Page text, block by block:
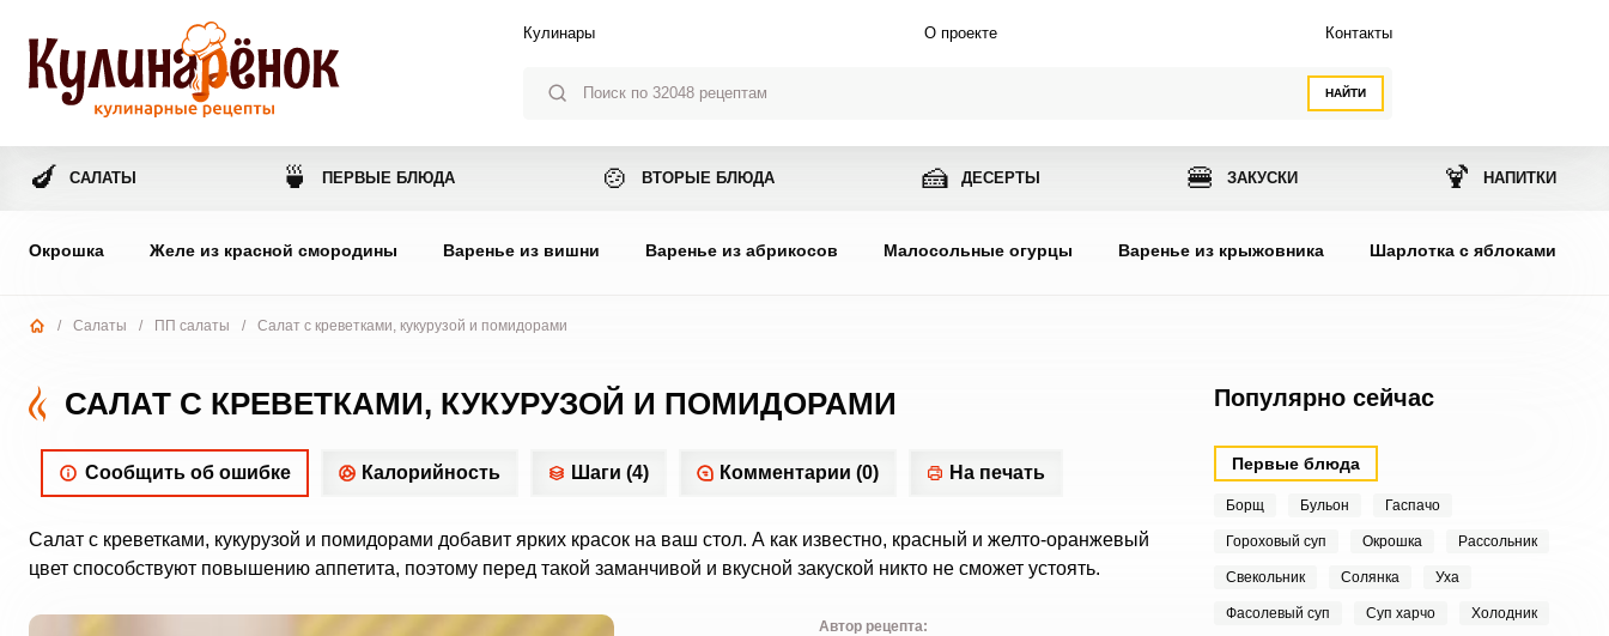
НАЙТИ
Кулинары О проекте Контакты
🍆 САЛАТЫ 🍵 ПЕРВЫЕ БЛЮДА 🍲 ВТОРЫЕ БЛЮДА 🍰 ДЕСЕРТЫ 🍔 ЗАКУСКИ 🍹 НАПИТКИ
Окрошка Желе из красной смородины Варенье из вишни Варенье из абрикосов Малосольные огурцы Варенье из крыжовника Шарлотка с яблоками
/ Салаты / ПП салаты / Салат с креветками, кукурузой и помидорами
САЛАТ С КРЕВЕТКАМИ, КУКУРУЗОЙ И ПОМИДОРАМИ
Сообщить об ошибке Калорийность Шаги (4) Комментарии (0) На печать
Салат с креветками, кукурузой и помидорами добавит ярких красок на ваш стол. А как известно, красный и желто-оранжевый
цвет способствуют повышению аппетита, поэтому перед такой заманчивой и вкусной закуской никто не сможет устоять.
Автор рецепта:
Популярно сейчас
Первые блюда
Борщ Бульон Гаспачо
Гороховый суп Окрошка Рассольник
Свекольник Солянка Уха
Фасолевый суп Суп харчо Холодник